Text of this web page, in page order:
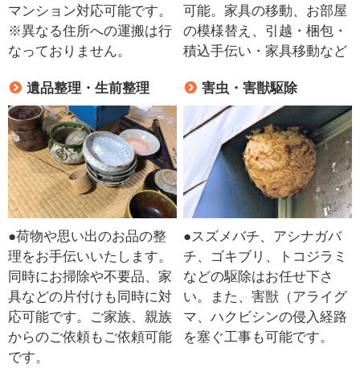
マンション対応可能です。
※異なる住所への運搬は行
なっておりません。
可能。家具の移動、お部屋
の模様替え、引越・梱包・
積込手伝い・家具移動など
遺品整理・生前整理
●荷物や思い出のお品の整
理をお手伝いいたします。
同時にお掃除や不要品、家
具などの片付けも同時に対
応可能です。ご家族、親族
からのご依頼もご依頼可能
です。
害虫・害獣駆除
●スズメバチ、アシナガバ
チ、ゴキブリ、トコジラミ
などの駆除はお任せ下さ
い。また、害獣（アライグ
マ、ハクビシンの侵入経路
を塞ぐ工事も可能です。